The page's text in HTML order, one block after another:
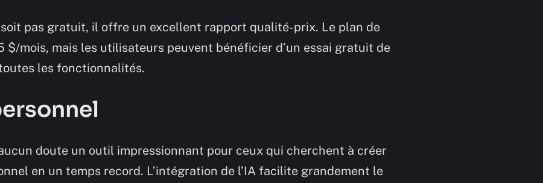
soit pas gratuit, il offre un excellent rapport qualité-prix. Le plan de
$/mois, mais les utilisateurs peuvent bénéficier d’un essai gratuit de
les fonctionnalités.
doute un outil impressionnant pour ceux qui cherchent à créer
en un temps record. L’intégration de l’IA facilite grandement le